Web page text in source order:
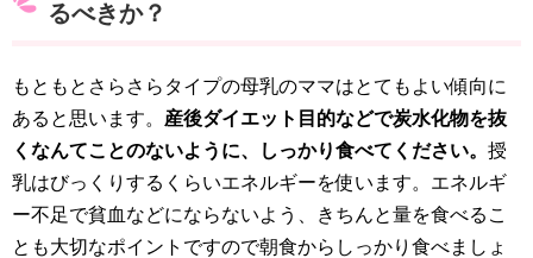
るべきか？
もともとさらさらタイプの母乳のママはとてもよい傾向に
あると思います。 産後ダイエット目的などで炭水化物を抜
くなんてことのないように、しっかり食べてください。 授
乳はびっくりするくらいエネルギーを使います。エネルギ
ー不足で貧血などにならないよう、きちんと量を食べるこ
とも大切なポイントですので朝食からしっかり食べましょ